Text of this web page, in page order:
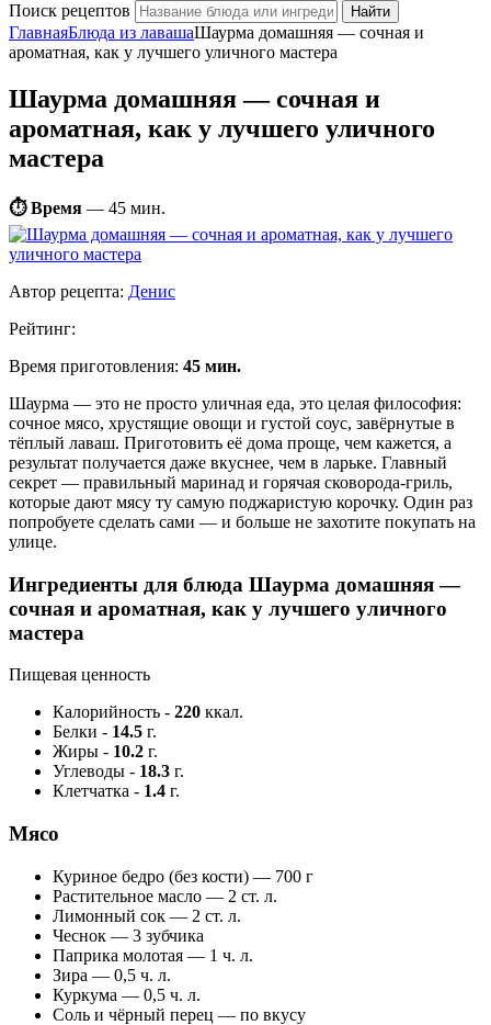
Поиск рецептов
ГлавнаяБлюда из лавашаШаурма домашняя — сочная и
ароматная, как у лучшего уличного мастера
Шаурма домашняя — сочная и
ароматная, как у лучшего уличного
мастера
⏱ Время — 45 мин.
Автор рецепта: Денис
Рейтинг:
Время приготовления: 45 мин.
Шаурма — это не просто уличная еда, это целая философия:
сочное мясо, хрустящие овощи и густой соус, завёрнутые в
тёплый лаваш. Приготовить её дома проще, чем кажется, а
результат получается даже вкуснее, чем в ларьке. Главный
секрет — правильный маринад и горячая сковорода-гриль,
которые дают мясу ту самую поджаристую корочку. Один раз
попробуете сделать сами — и больше не захотите покупать на
улице.
Ингредиенты для блюда Шаурма домашняя —
сочная и ароматная, как у лучшего уличного
мастера
Пищевая ценность
Калорийность - 220 ккал.
Белки - 14.5 г.
Жиры - 10.2 г.
Углеводы - 18.3 г.
Клетчатка - 1.4 г.
Мясо
Куриное бедро (без кости) — 700 г
Растительное масло — 2 ст. л.
Лимонный сок — 2 ст. л.
Чеснок — 3 зубчика
Паприка молотая — 1 ч. л.
Зира — 0,5 ч. л.
Куркума — 0,5 ч. л.
Соль и чёрный перец — по вкусу